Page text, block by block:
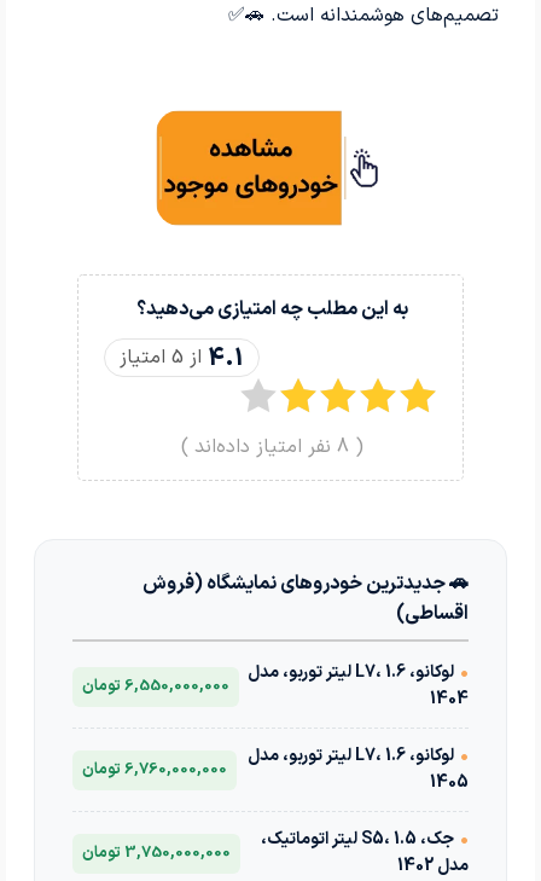
تصمیم‌های هوشمندانه است. 🚗✅
به این مطلب چه امتیازی می‌دهید؟
4.1 از 5 امتیاز
(
8 نفر امتیاز داده‌اند )
🚗 جدیدترین خودروهای نمایشگاه (فروش
اقساطی)
•
لوکانو، L7، 1.6 لیتر توربو، مدل
1404
6,550,000,000 تومان
•
لوکانو، L7، 1.6 لیتر توربو، مدل
1405
6,760,000,000 تومان
•
جک، S5، 1.5 لیتر اتوماتیک،
مدل 1402
3,750,000,000 تومان